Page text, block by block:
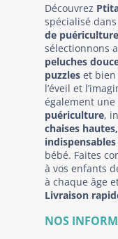
Découvrez
spécialisé
de puériculture
sélectionnons
peluches
puzzles et
l’éveil et
également une
puériculture,
chaises
indispensables
bébé. Faites
à vos enfants
à chaque âge
Livraison
NOS